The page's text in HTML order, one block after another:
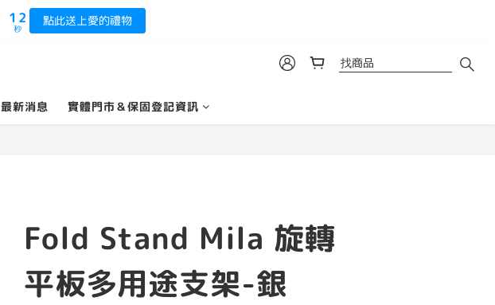
1
0
1
0
秒
點此送上愛的禮物
最新消息 實體門市＆保固登記資訊
Fold Stand Mila 旋轉
平板多用途支架-銀